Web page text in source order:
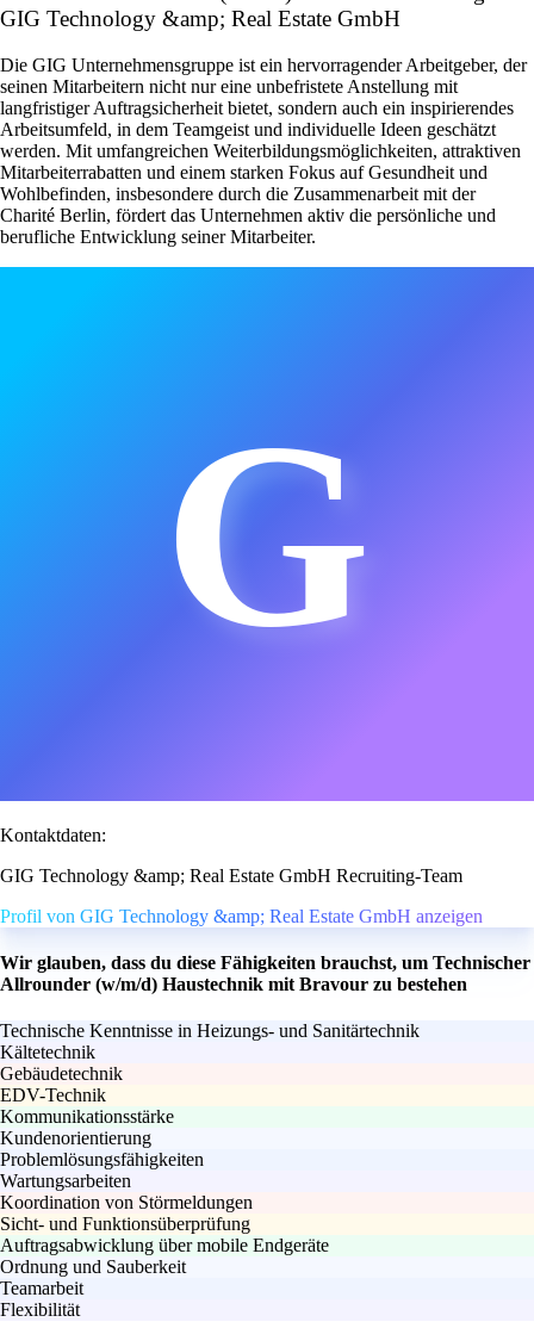
GIG Technology &amp; Real Estate GmbH
Die GIG Unternehmensgruppe ist ein hervorragender Arbeitgeber, der
seinen Mitarbeitern nicht nur eine unbefristete Anstellung mit
langfristiger Auftragsicherheit bietet, sondern auch ein inspirierendes
Arbeitsumfeld, in dem Teamgeist und individuelle Ideen geschätzt
werden. Mit umfangreichen Weiterbildungsmöglichkeiten, attraktiven
Mitarbeiterrabatten und einem starken Fokus auf Gesundheit und
Wohlbefinden, insbesondere durch die Zusammenarbeit mit der
Charité Berlin, fördert das Unternehmen aktiv die persönliche und
berufliche Entwicklung seiner Mitarbeiter.
G
Kontaktdaten:
GIG Technology &amp; Real Estate GmbH Recruiting-Team
Profil von GIG Technology &amp; Real Estate GmbH anzeigen
Wir glauben, dass du diese Fähigkeiten brauchst, um Technischer
Allrounder (w/m/d) Haustechnik mit Bravour zu bestehen
Technische Kenntnisse in Heizungs- und Sanitärtechnik
Kältetechnik
Gebäudetechnik
EDV-Technik
Kommunikationsstärke
Kundenorientierung
Problemlösungsfähigkeiten
Wartungsarbeiten
Koordination von Störmeldungen
Sicht- und Funktionsüberprüfung
Auftragsabwicklung über mobile Endgeräte
Ordnung und Sauberkeit
Teamarbeit
Flexibilität